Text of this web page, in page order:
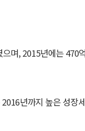
며, 2015년에는 470
년까지 높은 성장